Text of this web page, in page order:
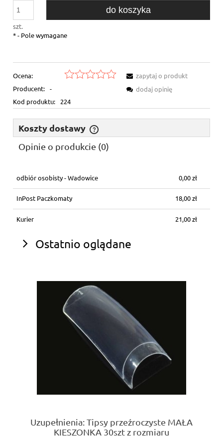
szt.
do koszyka
*- Pole wymagane
Ocena:
Producent: -
Kod produktu:
224
zapytaj o produkt
dodaj opinię
Koszty dostawy
Cena nie zawiera ewentualnych kosztów płatności
Opinie o produkcie (0)
odbiór osobisty - Wadowice 0,00 zł
InPost Paczkomaty 18,00 zł
Kurier 21,00 zł
Ostatnio oglądane
Uzupełnienia: Tipsy przeźroczyste MAŁA
KIESZONKA 30szt z rozmiaru